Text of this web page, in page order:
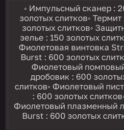
◦ Импульсный сканер :
золотых слитков◦ Термит
золотых слитков◦
зелье : 150 золотых
Фиолетовая винтовка
Burst : 600 золотых
Фиолетовый
дробовик : 600
слитков◦ Фиолетовый
: 600 золотых
Фиолетовый плазменный
Burst : 600 золотых